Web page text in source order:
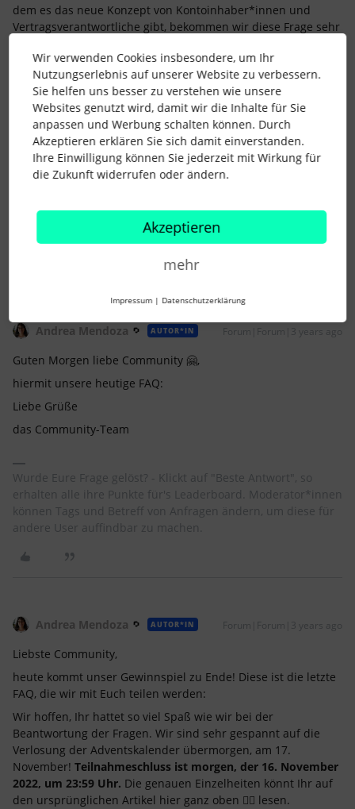
dem es das neue Konzept von Kontoinhaber*innen und
Vertragsverantwortliche gibt, bekommen wir diese Frage sehr
Kennt Ihr vielleicht die Einzelheiten?
Viel Spaß!
Liebe Grüße
Andrea
Wurde Eure Frage gelöst? - Klickt auf "Beste Antwort", so
können Tags und Betreff von Anfragen ändern, um diese für
andere User auffindbar zu machen.
Andrea Mendoza AUTOR*IN Forum|Forum|3 years ago
Guten Morgen liebe Community 🤗,
hiermit unsere heutige FAQ:
Liebe Grüße
das Community-Team
Wurde Eure Frage gelöst? - Klickt auf "Beste Antwort", so
erhalten alle ihre Punkte für's Leaderboard. Moderator*innen
können Tags und Betreff von Anfragen ändern, um diese für
andere User auffindbar zu machen.
Andrea Mendoza AUTOR*IN Forum|Forum|3 years ago
Liebste Community,
heute kommt unser Gewinnspiel zu Ende! Diese ist die letzte
FAQ, die wir mit Euch teilen werden:
Wir hoffen, Ihr hattet so viel Spaß wie wir bei der
Beantwortung der Fragen. Wir sind sehr gespannt auf die
Verlosung der Adventskalender übermorgen, am 17.
November! Teilnahmeschluss ist morgen, der 16. November
2022, um 23:59 Uhr. Die genauen Einzelheiten könnt Ihr auf
den ursprünglichen Artikel hier ganz oben 👆🏼 lesen.
Wir verwenden Cookies insbesondere, um Ihr
Nutzungserlebnis auf unserer Website zu verbessern.
Sie helfen uns besser zu verstehen wie unsere
Websites genutzt wird, damit wir die Inhalte für Sie
anpassen und Werbung schalten können. Durch
Akzeptieren erklären Sie sich damit einverstanden.
Ihre Einwilligung können Sie jederzeit mit Wirkung für
die Zukunft widerrufen oder ändern.
Akzeptieren
mehr
Impressum | Datenschutzerklärung